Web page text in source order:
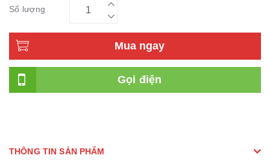
Số lượng
Mua ngay
Gọi điện
THÔNG TIN SẢN PHẨM